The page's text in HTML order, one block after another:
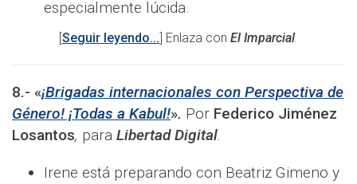
especialmente lúcida.
[Seguir leyendo...] Enlaza con El Imparcial.
8.- «¡Brigadas internacionales con Perspectiva de
Género! ¡Todas a Kabul!». Por Federico Jiménez
Losantos, para Libertad Digital.
Irene está preparando con Beatriz Gimeno y